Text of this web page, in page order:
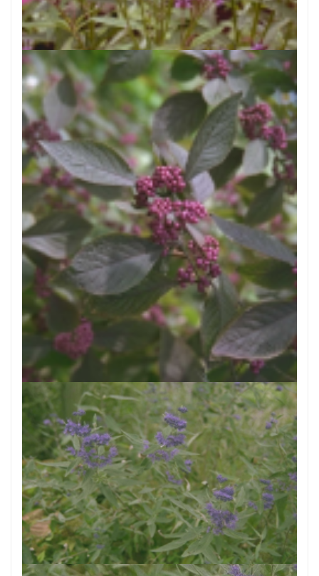
Blauwe verbena
Verbena hastata
Callicarpa
Callicarpa bodinieri 'Profusion'